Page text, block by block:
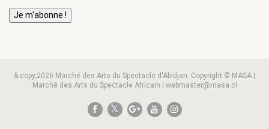
& copy;2026 Marché des Arts du Spectacle d'Abidjan. Copyright © MASA |
Marché des Arts du Spectacle Africain | webmaster@masa.ci